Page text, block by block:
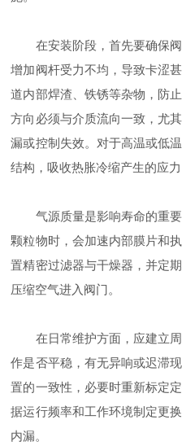
在安装阶段，首先要确保阀
增加阀杆受力不均，导致卡涩
道内部焊渣、铁锈等杂物，防
方向必须与介质流向一致，尤
漏或控制失效。对于高温或低
结构，吸收热胀冷缩产生的应力
气源质量是影响寿命的重要
颗粒物时，会加速内部膜片和
置精密过滤器与干燥器，并定
压缩空气进入阀门。
在日常维护方面，应建立周
作是否平稳，有无异响或迟滞
置的一致性，必要时重新标定
据运行频率和工作环境制定更
内漏。